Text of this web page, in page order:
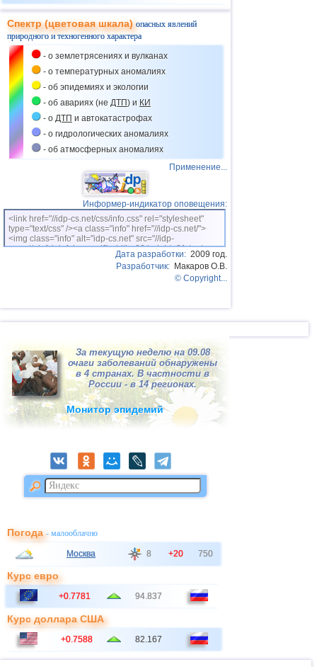
Спектр (цветовая шкала)опасных явлений
природного и техногенного характера
- о землетрясениях и вулканах
- о температурных аномалиях
- об эпидемиях и экологии
- об авариях (не ДТП) и КИ
- о ДТП и автокатастрофах
- о гидрологических аномалиях
- об атмосферных аномалиях
Применение...
Информер-индикатор оповещения:
<link href="//idp-cs.net/css/info.css" rel="stylesheet"
type="text/css" /><a class="info" href="//idp-cs.net/">
<img class="info" alt="idp-cs.net" src="//idp-
cs.net/pix/idpinfok_sm.gif" width=88 height=31 /></a>
Дата разработки: 2009 год.
Разработчик: Макаров О.В.
© Copyright...
За текущую неделю на 09.08
очаги заболеваний обнаружены
в 4 странах. В частности в
России - в 14 регионах.
Монитор эпидемий
Погода- малооблачно
Москва 8 +20 750
Курс евро
+0.7781 94.837
Курс доллара США
+0.7588 82.167